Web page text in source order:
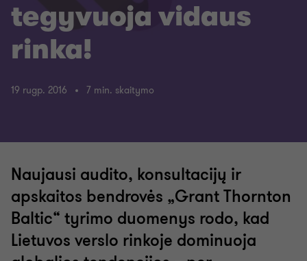
tegyvuoja vidaus
rinka!
19 rugp. 2016 7 min. skaitymo
Naujausi audito, konsultacijų ir
apskaitos bendrovės „Grant Thornton
Baltic“ tyrimo duomenys rodo, kad
Lietuvos verslo rinkoje dominuoja